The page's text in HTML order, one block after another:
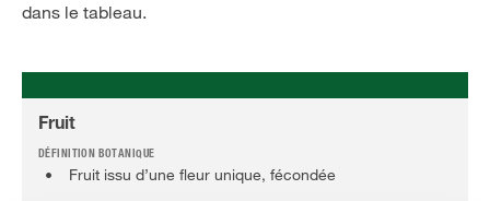
dans le tableau.
Fruit
Fruit issu d’une fleur unique, fécondée